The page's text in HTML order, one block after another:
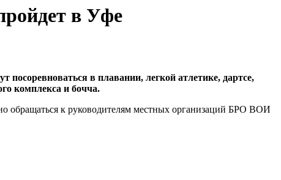
в Уфе
в плавании, легкой атлетике, дартсе,
комплекса и бочча.
обращаться к руководителям местных организаций БРО ВОИ